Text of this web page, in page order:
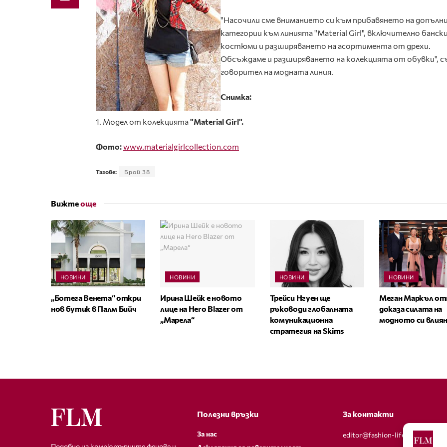
"Насочили сме вниманието си към прибавянето на
категории към линията "Material Girl", включително бански
костюми и разширяването на асортимента от дрехи.
Обсъждаме и разширяването на колекцията от обувки",
говорител на модната линия.
Снимкa:
1. Модел от колекцията"MaterialGirl".
Фото:www. materialgirlcollection com
Тагове: Брой 38
Вижтеоще
НОВИНИ
„Ботега Венета“ откри
нов бутик в Палм Бийч
НОВИНИ
Ирина Шейк е новото
лице на Hero Blazer от
„Марела“
НОВИНИ
Трейси Нгуен ще
ръководи глобалната
комуникационна
стратегия на Skims
НОВИНИ
Меган Маркъл
доказа силата на
модното си
Полезни връзки
За нас
За контакти
editor@fashion-lifestyle.net